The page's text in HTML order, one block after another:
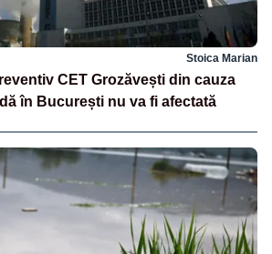
Stoica Marian
CET Grozăvești din cauza
în București nu va fi afectată